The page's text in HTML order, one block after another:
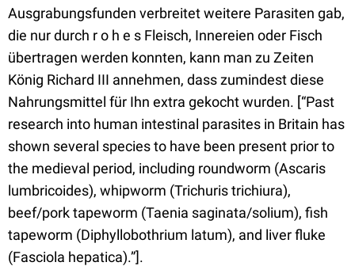
Ausgrabungsfunden verbreitet weitere Parasiten gab,
die nur durch r o h e s Fleisch, Innereien oder Fisch
übertragen werden konnten, kann man zu Zeiten
König Richard III annehmen, dass zumindest diese
Nahrungsmittel für Ihn extra gekocht wurden. [“Past
research into human intestinal parasites in Britain has
shown several species to have been present prior to
the medieval period, including roundworm (Ascaris
lumbricoides), whipworm (Trichuris trichiura),
beef/pork tapeworm (Taenia saginata/solium), fish
tapeworm (Diphyllobothrium latum), and liver fluke
(Fasciola hepatica).”].